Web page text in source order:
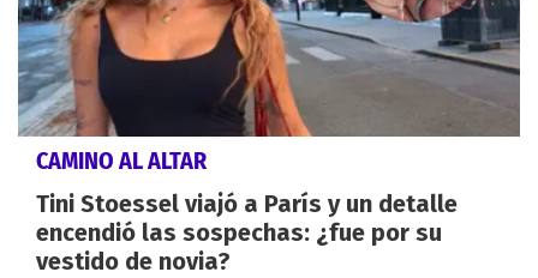
CAMINO AL ALTAR
Tini Stoessel viajó a París y un detalle
encendió las sospechas: ¿fue por su
vestido de novia?